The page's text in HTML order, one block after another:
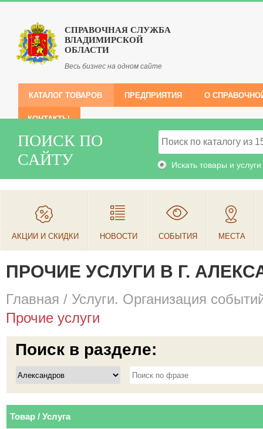
СПРАВОЧНАЯ СЛУЖБА
ВЛАДИМИРСКОЙ
ОБЛАСТИ
Весь бизнес на одном сайте
КАТАЛОГ ТОВАРОВ ПРЕДПРИЯТИЯ О
КОНТАКТЫ
ПОИСК ПО
САЙТУ
Искать товары и услуги
АКЦИИ И СКИДКИ НОВОСТИ СОБЫТИЯ МЕСТА
ПРОЧИЕ УСЛУГИ В Г.
Главная / Услуги. Организация
Прочие услуги
Поиск в разделе:
Товар / Услуга